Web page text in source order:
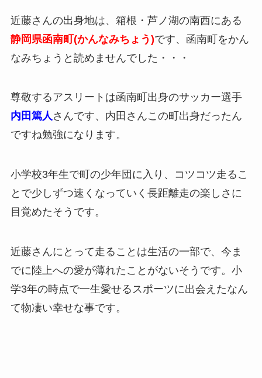
近藤さんの出身地は、箱根・芦ノ湖の南西にある
静岡県函南町(かんなみちょう)です、函南町をかん
なみちょうと読めませんでした・・・
尊敬するアスリートは函南町出身のサッカー選手
内田篤人さんです、内田さんこの町出身だったん
ですね勉強になります。
小学校3年生で町の少年団に入り、コツコツ走るこ
とで少しずつ速くなっていく長距離走の楽しさに
目覚めたそうです。
近藤さんにとって走ることは生活の一部で、今ま
でに陸上への愛が薄れたことがないそうです。小
学3年の時点で一生愛せるスポーツに出会えたなん
て物凄い幸せな事です。